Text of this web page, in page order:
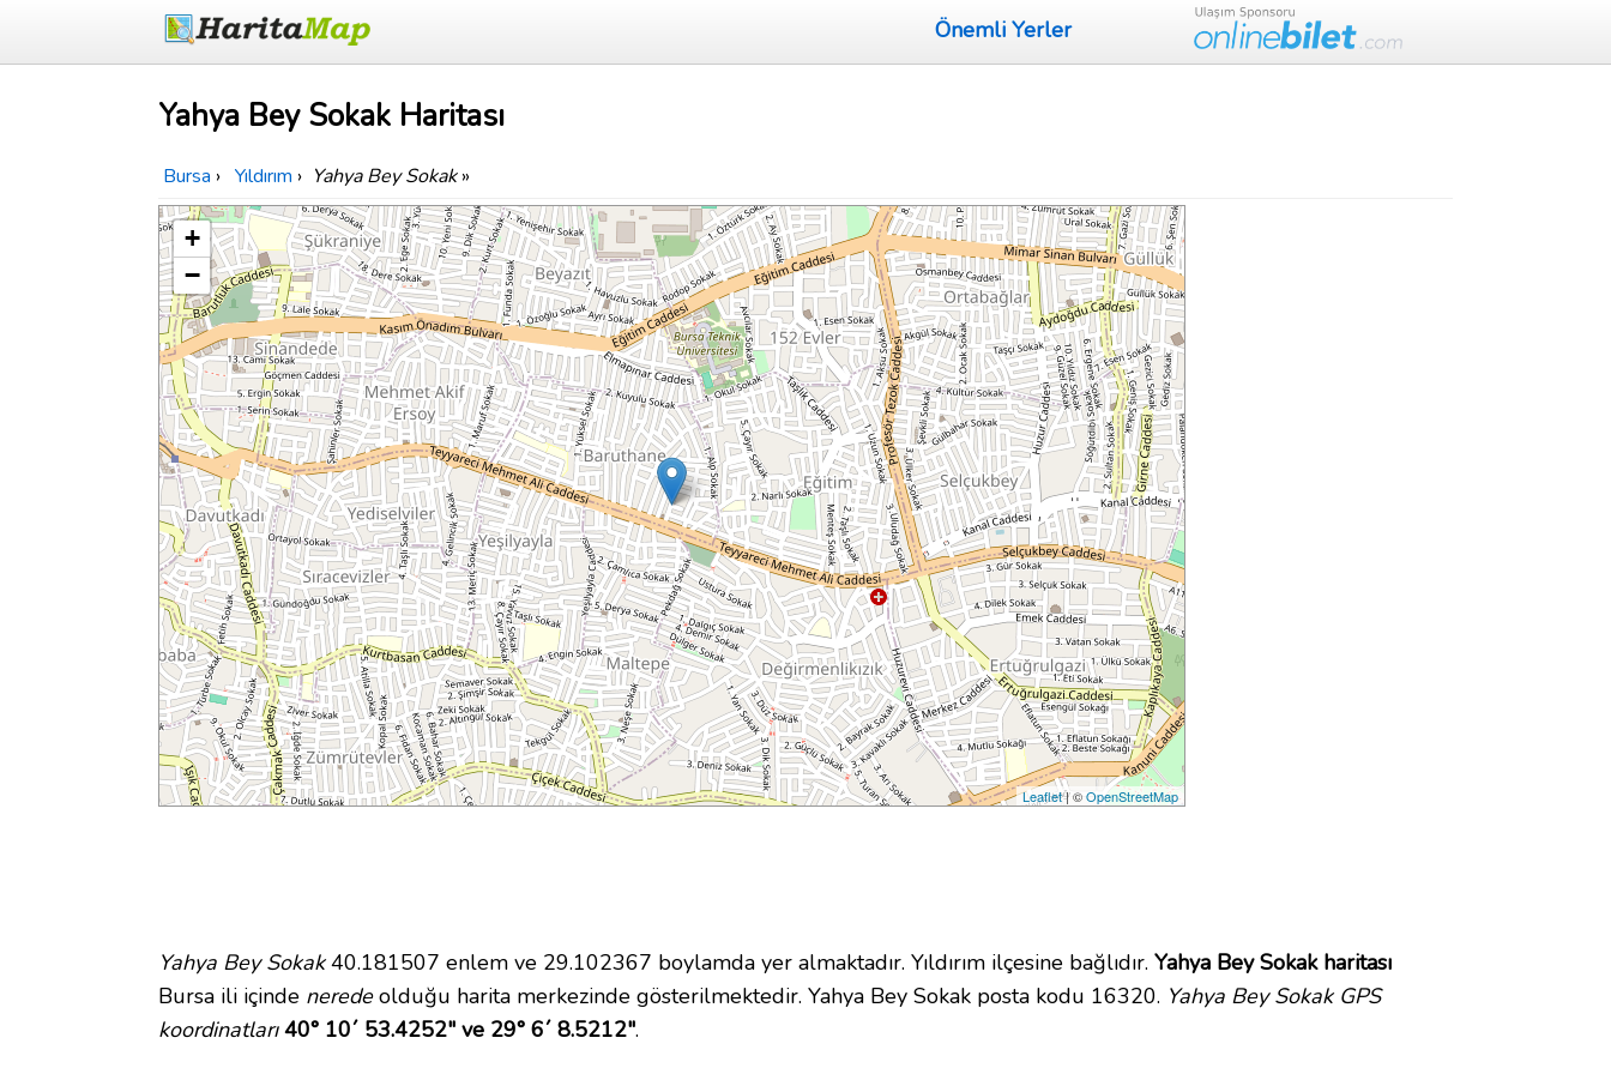
Önemli Yerler
Yahya Bey Sokak Haritası
Bursa › Yıldırım › Yahya Bey Sokak»
+
−
Leaflet| ©OpenStreetMap
Yahya Bey Sokak40.181507 enlem ve 29.102367 boylamda yer almaktadır. Yıldırım ilçesine bağlıdır. Yahya Bey Sokak haritası
Bursa ili içinde neredeolduğu harita merkezinde gösterilmektedir. Yahya Bey Sokak posta kodu 16320. Yahya Bey Sokak GPS
koordinatları 40° 10´ 53.4252" ve 29° 6´ 8.5212".